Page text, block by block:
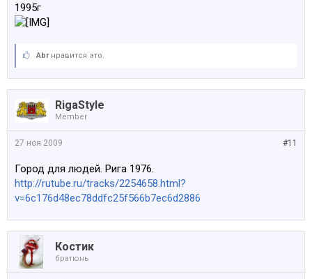
1995г
Abrнравится это.
RigaStyle
Member
#11
27 ноя 2009
Город для людей. Рига 1976.
http://rutube.ru/tracks/2254658.html?
v=6c176d48ec78ddfc25f566b7ec6d2886
Костик
братюнь